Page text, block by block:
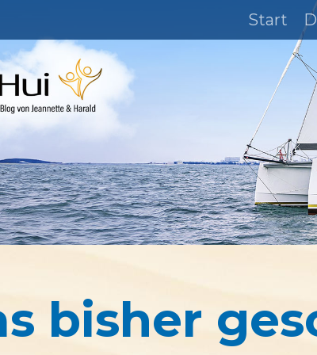
Start
bisher